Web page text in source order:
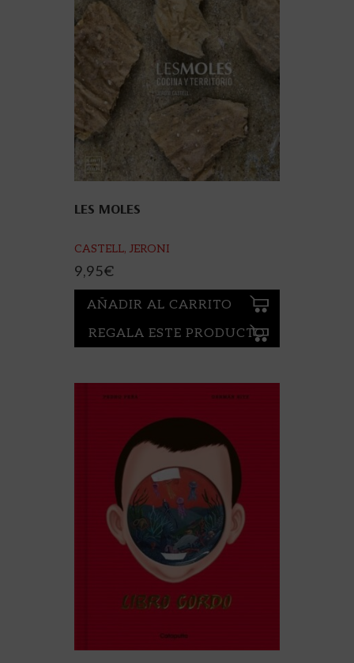
LES MOLES
CASTELL, JERONI
9,95€
AÑADIR AL CARRITO
REGALA ESTE PRODUCTO